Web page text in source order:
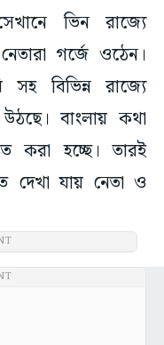
ভিন রাজ্যে
গর্জে ওঠেন।
সহ বিভিন্ন রাজ্যে
বাংলায় কথা
করা হচ্ছে। তারই
দেখা যায় নেতা ও